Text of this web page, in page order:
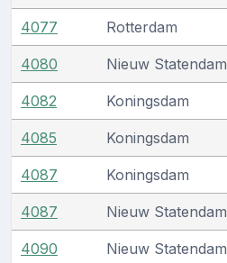
4077 Rotterdam
4080 Nieuw Statendam
4082 Koningsdam
4085 Koningsdam
4087 Koningsdam
4087 Nieuw Statendam
4090 Nieuw Statendam